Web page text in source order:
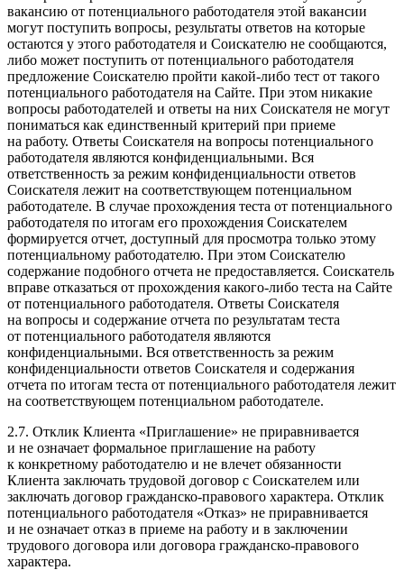
вакансию от потенциального работодателя этой вакансии
могут поступить вопросы, результаты ответов на которые
остаются у этого работодателя и Соискателю не сообщаются,
либо может поступить от потенциального работодателя
предложение Соискателю пройти какой-либо тест от такого
потенциального работодателя на Сайте. При этом никакие
вопросы работодателей и ответы на них Соискателя не могут
пониматься как единственный критерий при приеме
на работу. Ответы Соискателя на вопросы потенциального
работодателя являются конфиденциальными. Вся
ответственность за режим конфиденциальности ответов
Соискателя лежит на соответствующем потенциальном
работодателе. В случае прохождения теста от потенциального
работодателя по итогам его прохождения Соискателем
формируется отчет, доступный для просмотра только этому
потенциальному работодателю. При этом Соискателю
содержание подобного отчета не предоставляется. Соискатель
вправе отказаться от прохождения какого-либо теста на Сайте
от потенциального работодателя. Ответы Соискателя
на вопросы и содержание отчета по результатам теста
от потенциального работодателя являются
конфиденциальными. Вся ответственность за режим
конфиденциальности ответов Соискателя и содержания
отчета по итогам теста от потенциального работодателя лежит
на соответствующем потенциальном работодателе.
2.7. Отклик Клиента «Приглашение» не приравнивается
и не означает формальное приглашение на работу
к конкретному работодателю и не влечет обязанности
Клиента заключать трудовой договор с Соискателем или
заключать договор гражданско-правового характера. Отклик
потенциального работодателя «Отказ» не приравнивается
и не означает отказ в приеме на работу и в заключении
трудового договора или договора гражданско-правового
характера.